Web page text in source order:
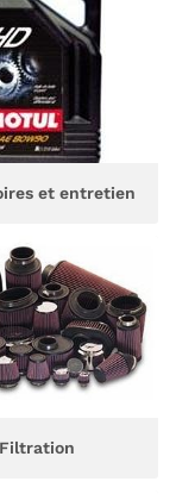
et entretien
Filtration